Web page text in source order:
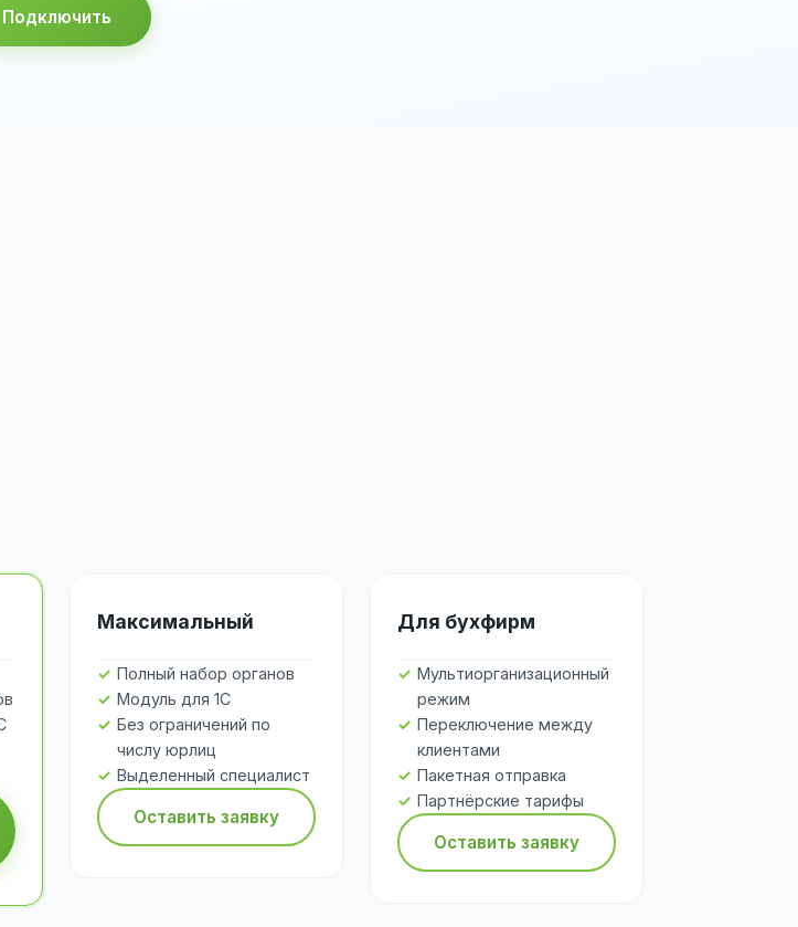
Подключить
Максимальный
Полный набор органов
Модуль для 1С
Без ограничений по
числу юрлиц
Выделенный специалист
Оставить заявку
Для бухфирм
Мультиорганизационный
режим
Переключение между
клиентами
Пакетная отправка
Партнёрские тарифы
Оставить заявку